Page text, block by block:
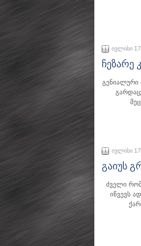
ივლისი
ჩეზარე
გენიალური
ივლისი
გაიუს
ძველი
იწვევს